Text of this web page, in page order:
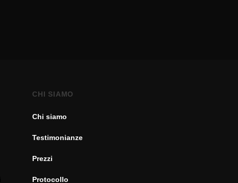
CHI SIAMO
Chi siamo
Testimonianze
Prezzi
Protocollo